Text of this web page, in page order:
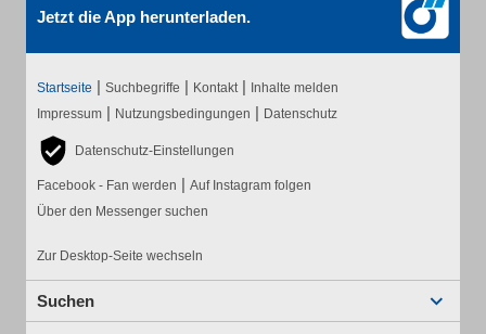
Jetzt die App herunterladen.
Startseite | Suchbegriffe | Kontakt | Inhalte melden
Impressum | Nutzungsbedingungen | Datenschutz
Datenschutz-Einstellungen
Facebook - Fan werden | Auf Instagram folgen
Über den Messenger suchen
Zur Desktop-Seite wechseln
Suchen